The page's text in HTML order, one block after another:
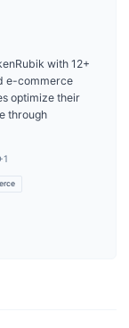
with 12+
e-commerce
optimize their
through